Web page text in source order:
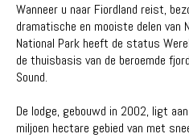
Wanneer u naar Fiordland reist,
dramatische en mooiste delen van
National Park heeft de status
de thuisbasis van de beroemde
Sound.
De lodge, gebouwd in 2002, ligt
miljoen hectare gebied van met